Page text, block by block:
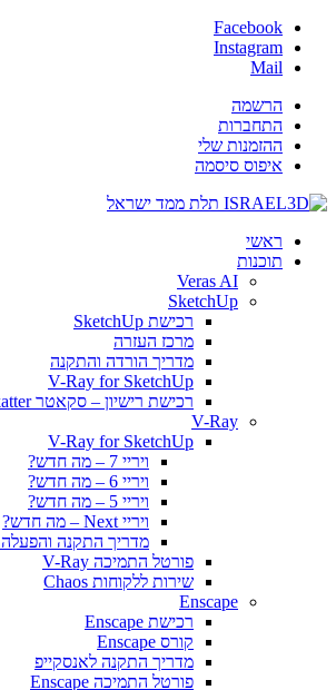
Facebook
Instagram
Mail
הרשמה
התחברות
ההזמנות שלי
איפוס סיסמה
ראשי
תוכנות
Veras AI
SketchUp
רכישת SketchUp
מרכז העזרה
מדריך הורדה והתקנה
V-Ray for SketchUp
רכישת רישיון – סקאטר Skatter
V-Ray
V-Ray for SketchUp
ויריי 7 – מה חדש?
ויריי 6 – מה חדש?
ויריי 5 – מה חדש?
ויריי Next – מה חדש?
מדריך התקנה והפעלה V-Ray for SketchUp
פורטל התמיכה V-Ray
שירות ללקוחות Chaos
Enscape
רכישת Enscape
קורס Enscape
מדריך התקנה לאנסקייפ
פורטל התמיכה Enscape